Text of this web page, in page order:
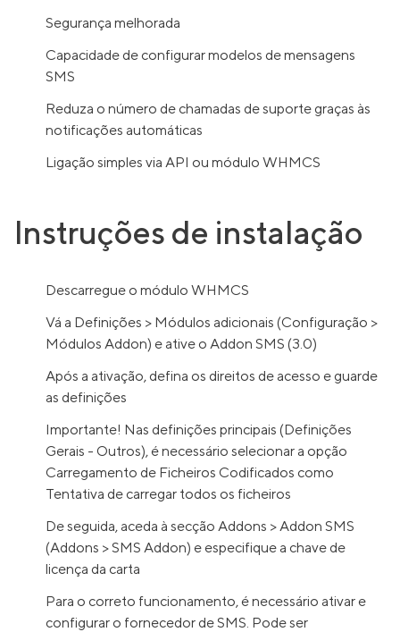
Segurança melhorada
Capacidade de configurar modelos de mensagens
SMS
Reduza o número de chamadas de suporte graças às
notificações automáticas
Ligação simples via API ou módulo WHMCS
Instruções de instalação
Descarregue o módulo WHMCS
Vá a Definições > Módulos adicionais (Configuração >
Módulos Addon) e ative o Addon SMS (3.0)
Após a ativação, defina os direitos de acesso e guarde
as definições
Importante! Nas definições principais (Definições
Gerais - Outros), é necessário selecionar a opção
Carregamento de Ficheiros Codificados como
Tentativa de carregar todos os ficheiros
De seguida, aceda à secção Addons > Addon SMS
(Addons > SMS Addon) e especifique a chave de
licença da carta
Para o correto funcionamento, é necessário ativar e
configurar o fornecedor de SMS. Pode ser